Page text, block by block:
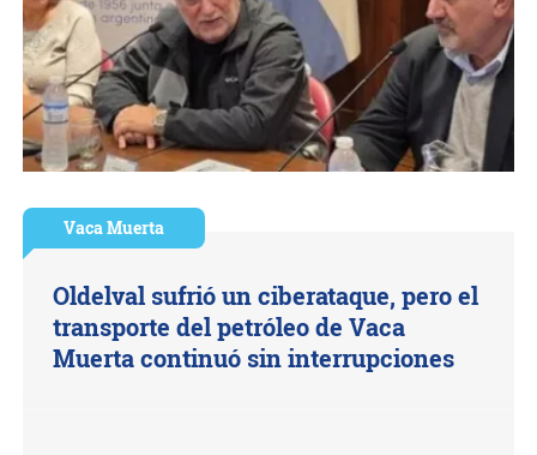
Vaca Muerta
Oldelval sufrió un ciberataque, pero el
transporte del petróleo de Vaca
Muerta continuó sin interrupciones